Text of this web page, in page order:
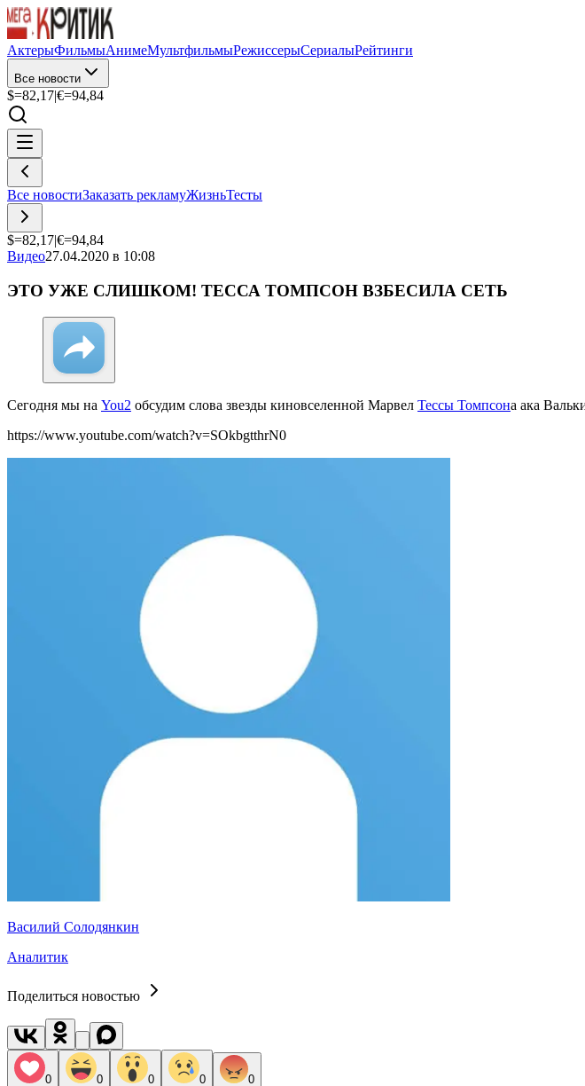
АктерыФильмыАнимеМультфильмыРежиссерыСериалыРейтинги
Все новости
$=82,17|€=94,84
Все новостиЗаказать рекламуЖизньТесты
$=82,17|€=94,84
Видео27.04.2020 в 10:08
ЭТО УЖЕ СЛИШКОМ! ТЕССА ТОМПСОН ВЗБЕСИЛА СЕТЬ
Сегодня мы на You2 обсудим слова звезды киновселенной Марвел Тессы Томпсона ака
https://www.youtube.com/watch?v=SOkbgtthrN0
Василий Солодянкин
Аналитик
Поделиться новостью
0 0 0 0 0